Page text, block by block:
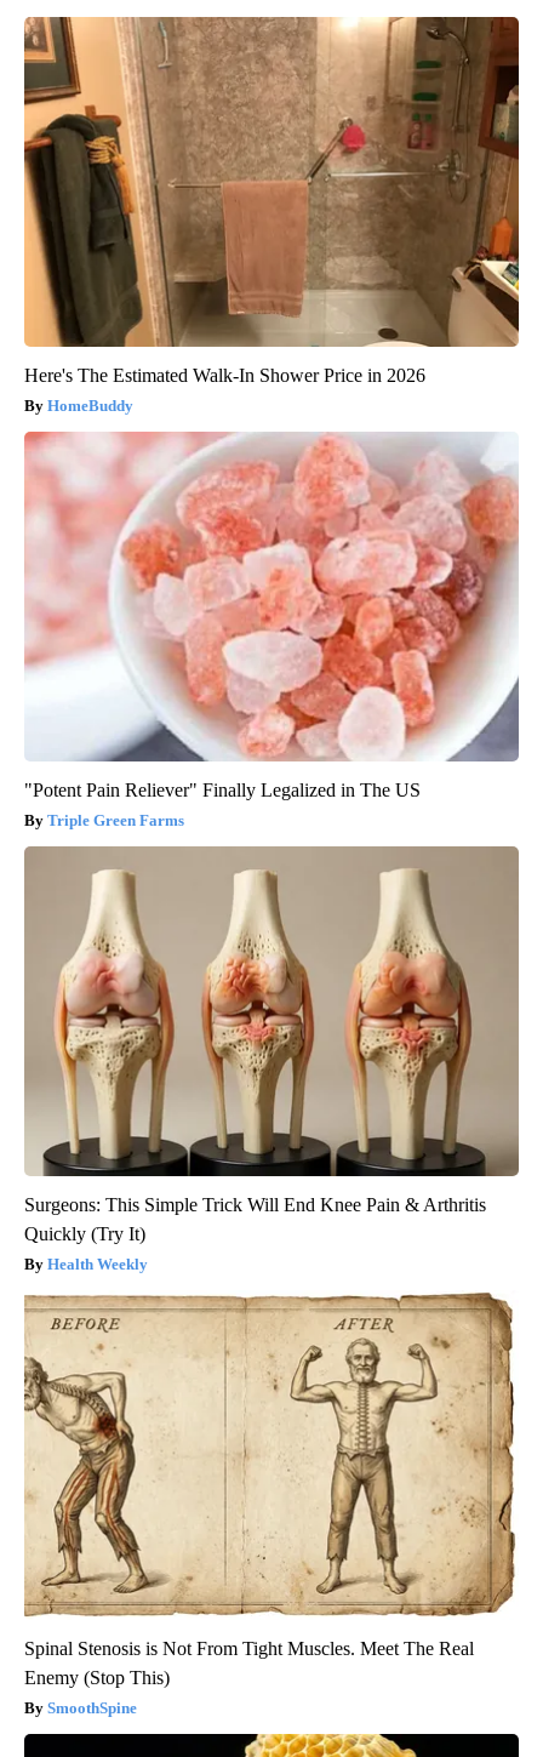
Here's The Estimated Walk-In Shower Price in 2026
HomeBuddy
"Potent Pain Reliever" Finally Legalized in The US
Triple Green Farms
Surgeons: This Simple Trick Will End Knee Pain & Arthritis
Quickly (Try It)
Health Weekly
Spinal Stenosis is Not From Tight Muscles. Meet The Real
Enemy (Stop This)
SmoothSpine